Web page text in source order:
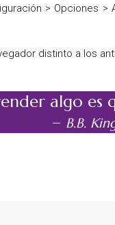
> Opciones >
distinto a los
algo es
– B.B.